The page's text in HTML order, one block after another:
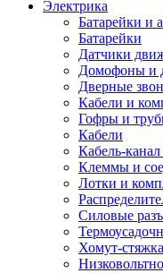
Электрика
Батарейки и
Батарейки
Датчики
Домофоны и
Дверные
Кабели и
Гофры и
Кабели
Кабель-
Клеммы и
Лотки и
Силовые
Хомут-